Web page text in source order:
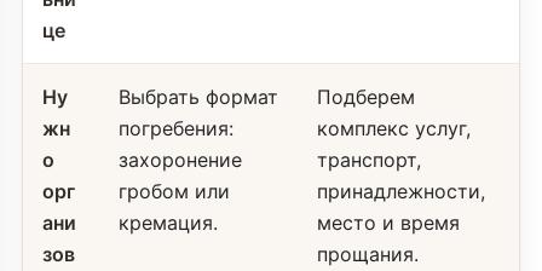
це
Ну
жн
о
орг
ани
зов
Выбрать формат
погребения:
захоронение
гробом или
кремация.
Подберем
комплекс услуг,
транспорт,
принадлежности,
место и время
прощания.